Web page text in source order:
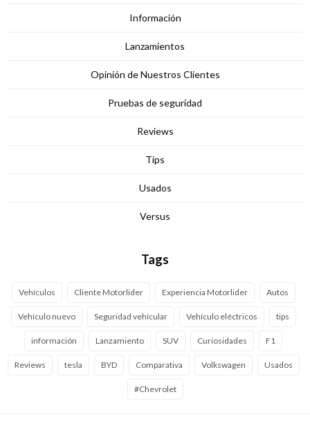
Información
Lanzamientos
Opinión de Nuestros Clientes
Pruebas de seguridad
Reviews
Tips
Usados
Versus
Tags
Vehículos Cliente Motorlider Experiencia Motorlider Autos
Vehículo nuevo Seguridad vehícular Vehículo eléctricos tips
información Lanzamiento SUV Curiosidades F1
Reviews tesla BYD Comparativa Volkswagen Usados
#Chevrolet